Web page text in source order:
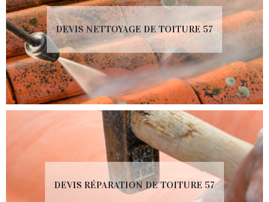
DEVIS NETTOYAGE DE TOITURE 57
DEVIS RÉPARATION DE TOITURE 57